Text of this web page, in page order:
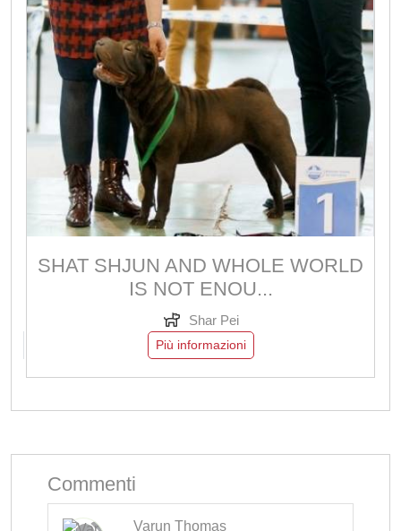
SHAT SHJUN AND WHOLE WORLD
IS NOT ENOU...
Shar Pei
Più informazioni
Commenti
Varun Thomas